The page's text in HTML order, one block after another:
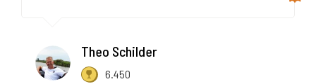
Theo Schilder
6.450